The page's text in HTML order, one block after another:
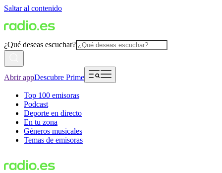
Saltar al contenido
¿Qué deseas escuchar?
Abrir appDescubre Prime
Top 100 emisoras
Podcast
Deporte en directo
En tu zona
Géneros musicales
Temas de emisoras